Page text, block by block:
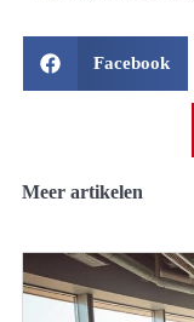
Facebook
Meer artikelen